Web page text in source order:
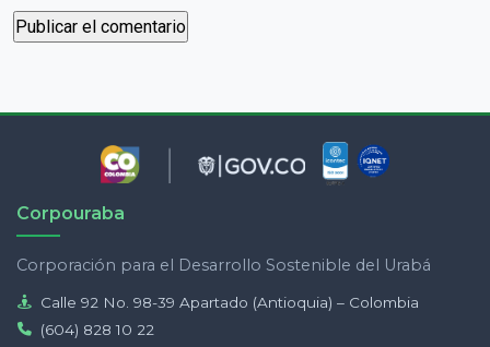
Corpouraba
Corporación para el Desarrollo Sostenible del Urabá
Calle 92 No. 98-39 Apartado (Antioquia) – Colombia
(604) 828 10 22